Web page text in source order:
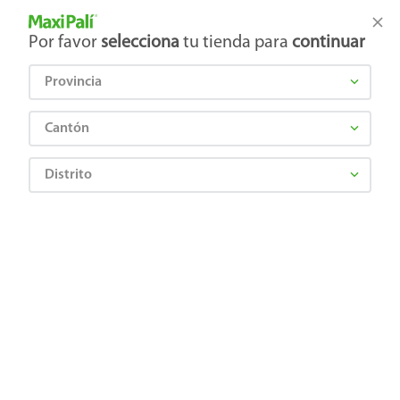
Tienda Maxi Palí
Por favor selecciona tu tienda para continuar
Provincia
Cantón
Distrito